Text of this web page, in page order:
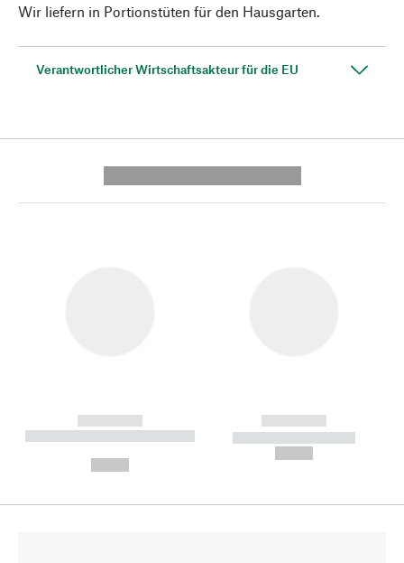
Wir liefern in Portionstüten für den Hausgarten.
Verantwortlicher Wirtschaftsakteur für die EU
------------
----------- ----------- --------
------------
----------- -----------